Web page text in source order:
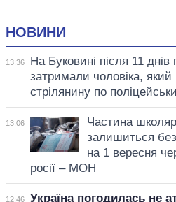
НОВИНИ
13:36
На Буковині після 11 днів
затримали чоловіка,
стрілянину по
13:06
Частина
залишиться без
на 1 вересня
росії – МОН
12:46
Україна погодилась не